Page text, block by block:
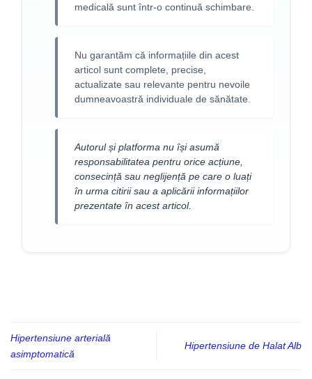
medicală sunt într-o continuă schimbare.
Nu garantăm că informațiile din acest
articol sunt complete, precise,
actualizate sau relevante pentru nevoile
dumneavoastră individuale de sănătate.
Autorul și platforma nu își asumă
responsabilitatea pentru orice acțiune,
consecință sau neglijență pe care o luați
în urma citirii sau a aplicării informațiilor
prezentate în acest articol.
Hipertensiune arterială
asimptomatică
Hipertensiune de Halat Alb